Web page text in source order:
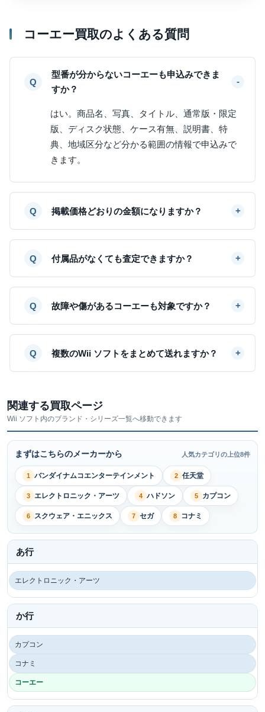
コーエー買取のよくある質問
型番が分からないコーエーも申込みできま
すか？
はい。商品名、写真、タイトル、通常版・限定
版、ディスク状態、ケース有無、説明書、特
典、地域区分など分かる範囲の情報で申込みで
きます。
掲載価格どおりの金額になりますか？
付属品がなくても査定できますか？
故障や傷があるコーエーも対象ですか？
複数のWii ソフトをまとめて送れますか？
関連する買取ページ
Wii ソフト内のブランド・シリーズ一覧へ移動できます
まずはこちらのメーカーから 人気カテゴリの上位8件
1 バンダイナムコエンターテインメント 2 任天堂
3 エレクトロニック・アーツ 4 ハドソン 5 カプコン
6 スクウェア・エニックス 7 セガ 8 コナミ
あ行
エレクトロニック・アーツ
か行
カプコン
コナミ
コーエー